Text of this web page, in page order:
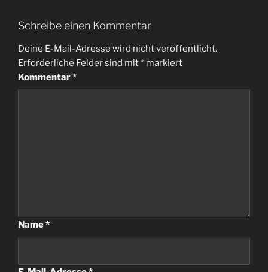
Schreibe einen Kommentar
Deine E-Mail-Adresse wird nicht veröffentlicht.
Erforderliche Felder sind mit* markiert
Kommentar*
Name*